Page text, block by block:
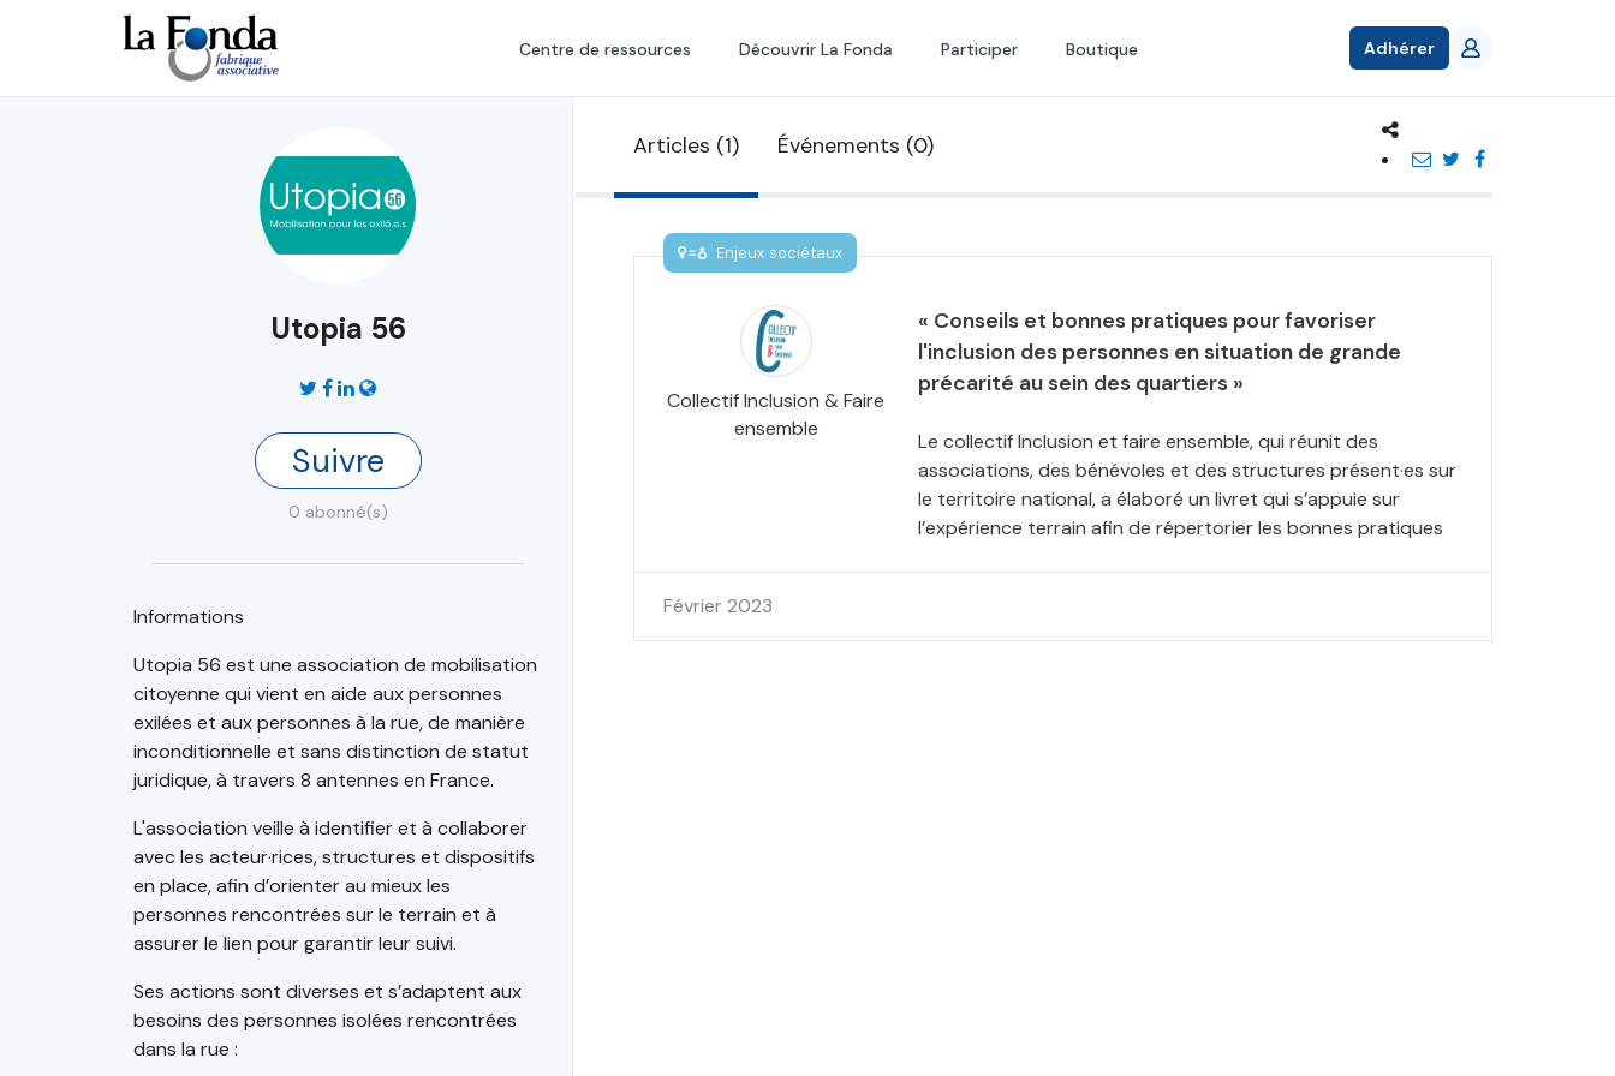
principal
Centre de ressources Découvrir La Fonda Participer Boutique Adhérer
Utopia 56
Suivre
0 abonné(s)
Informations
Utopia 56 est une association de mobilisation
citoyenne qui vient en aide aux personnes
exilées et aux personnes à la rue, de manière
inconditionnelle et sans distinction de statut
juridique, à travers 8 antennes en France.
L'association veille à identifier et à collaborer
avec les acteur·rices, structures et dispositifs
en place, afin d’orienter au mieux les
personnes rencontrées sur le terrain et à
assurer le lien pour garantir leur suivi.
Ses actions sont diverses et s’adaptent aux
besoins des personnes isolées rencontrées
dans la rue :
Articles (1) Événements (0)
Enjeux sociétaux
Collectif Inclusion & Faire
ensemble
« Conseils et bonnes pratiques pour favoriser
l'inclusion des personnes en situation de grande
précarité au sein des quartiers »
Le collectif Inclusion et faire ensemble, qui réunit des
associations, des bénévoles et des structures présent·es sur
le territoire national, a élaboré un livret qui s’appuie sur
l’expérience terrain afin de répertorier les bonnes pratiques
Février 2023